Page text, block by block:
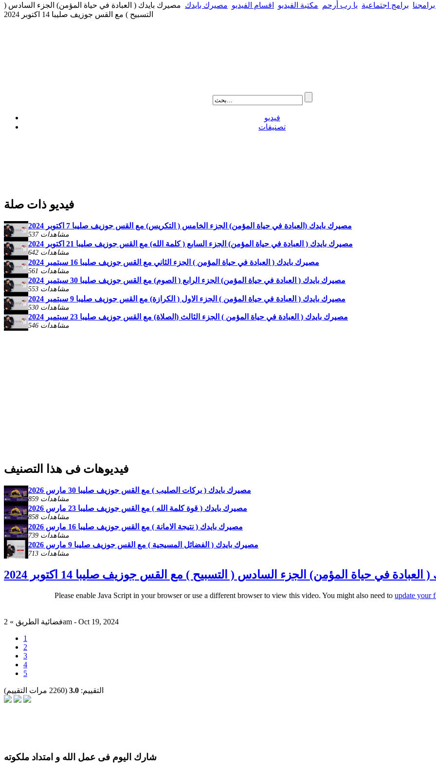
برامج اجتماعية يا رب أرحم مكتبة الفيديو اقسام الفيديو مصيرك بايدك مصيرك بايدك ( العبادة في حياة المؤمن) الجزء السادس (
التسبيح ) مع القس جوزيف صليبا 14 اكتوبر 2024
فيديو
تصنيفات
فيديو ذات صلة
مصيرك بايدك (العبادة في حياة المؤمن) الجزء الخامس ( التكريس) مع القس جوزيف صليبا 7 اكتوبر 2024
537 مشاهدات
مصيرك بايدك ( العبادة في حياة المؤمن) الجزء السابع ( كلمة الله) مع القس جوزيف صليبا 21 اكتوبر 2024
642 مشاهدات
مصيرك بايدك ( العبادة في حياة المؤمن ) الجزء الثاني مع القس جوزيف صليبا 16 سبتمبر 2024
561 مشاهدات
مصيرك بايدك ( العبادة في حياة المؤمن) الجزء الرابع ( الصوم) مع القس جوزيف صليبا 30 سبتمبر 2024
553 مشاهدات
مصيرك بايدك ( العبادة في حياة المؤمن ) الجزء الاول ( الكرازة) مع القس جوزيف صليبا 9 سبتمبر 2024
530 مشاهدات
مصيرك بايدك ( العبادة في حياة المؤمن ) الجزء الثالث (الصلاة) مع القس جوزيف صليبا 23 سبتمبر 2024
546 مشاهدات
فيديوهات فى هذا التصنيف
مصيرك بايدك ( بركات الصليب ) مع القس جوزيف صليبا 30 مارس 2026
859 مشاهدات
مصيرك بايدك ( قوة كلمة الله ) مع القس جوزيف صليبا 23 مارس 2026
858 مشاهدات
مصيرك بايدك ( نتيجة الامانة ) مع القس جوزيف صليبا 16 مارس 2026
739 مشاهدات
مصيرك بايدك ( الفضائل المسيحية ) مع القس جوزيف صليبا 9 مارس 2026
713 مشاهدات
في حياة المؤمن) الجزء السادس ( التسبيح ) مع القس جوزيف صليبا 14 اكتوبر 2024
Please enable Java Script in your browser or use a different browser to view this video. You might also need toupdate your
فضائية الطريق » 2am - Oct 19, 2024
1
2
3
4
5
التقييم: 3.0 (2260 مرات التقييم)
شارك اليوم فى عمل الله و امتداد ملكوته